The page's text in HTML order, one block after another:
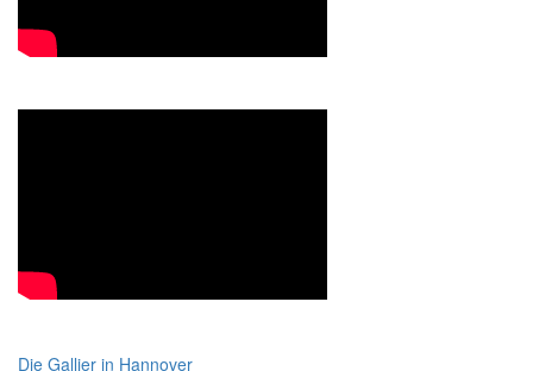
Die Gallier in Hannover